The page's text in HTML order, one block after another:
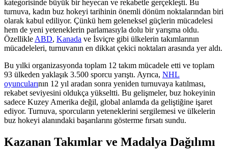
kategorisinde büyük bir heyecan ve rekabetle gerçekleşti. Bu
turnuva, kadın buz hokeyi tarihinin önemli dönüm noktalarından biri
olarak kabul ediliyor. Çünkü hem geleneksel güçlerin mücadelesi
hem de yeni yeteneklerin parlamasıyla dolu bir yarışma oldu.
Özellikle ABD, Kanada ve İsviçre gibi ülkelerin takımlarının
mücadeleleri, turnuvanın en dikkat çekici noktaları arasında yer aldı.
Bu yılki organizasyonda toplam 12 takım mücadele etti ve toplam
93 ülkeden yaklaşık 3.500 sporcu yarıştı. Ayrıca, NHL
oyuncularının 12 yıl aradan sonra yeniden turnuvaya katılması,
rekabet seviyesini oldukça yükseltti. Bu gelişmeler, buz hokeyinin
sadece Kuzey Amerika değil, global anlamda da geliştiğine işaret
ediyor. Turnuva, sporcuların yeteneklerini sergilemesi ve ülkelerin
buz hokeyi alanındaki başarılarını gösterme fırsatı sundu.
Kazanan Takımlar ve Madalya Dağılımı